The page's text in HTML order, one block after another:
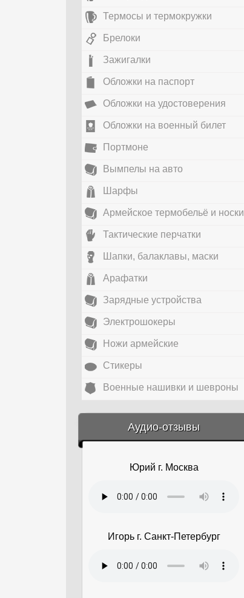
Термосы и термокружки
Брелоки
Зажигалки
Обложки на паспорт
Обложки на удостоверения
Обложки на военный билет
Портмоне
Вымпелы на авто
Шарфы
Армейское термобельё и носки
Тактические перчатки
Шапки, балаклавы, маски
Арафатки
Зарядные устройства
Электрошокеры
Ножи армейские
Стикеры
Военные нашивки и шевроны
Аудио-отзывы
&amp;nbsp;
Юрий г. Москва
Игорь г. Санкт-Петербург